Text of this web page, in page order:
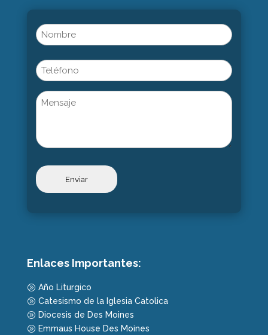
Name
(Obligatorio)
Phone
Untitled
Enlaces Importantes:
A Año Liturgico
A Catesismo de la Iglesia Catolica
A Diocesis de Des Moines
A Emmaus House Des Moines